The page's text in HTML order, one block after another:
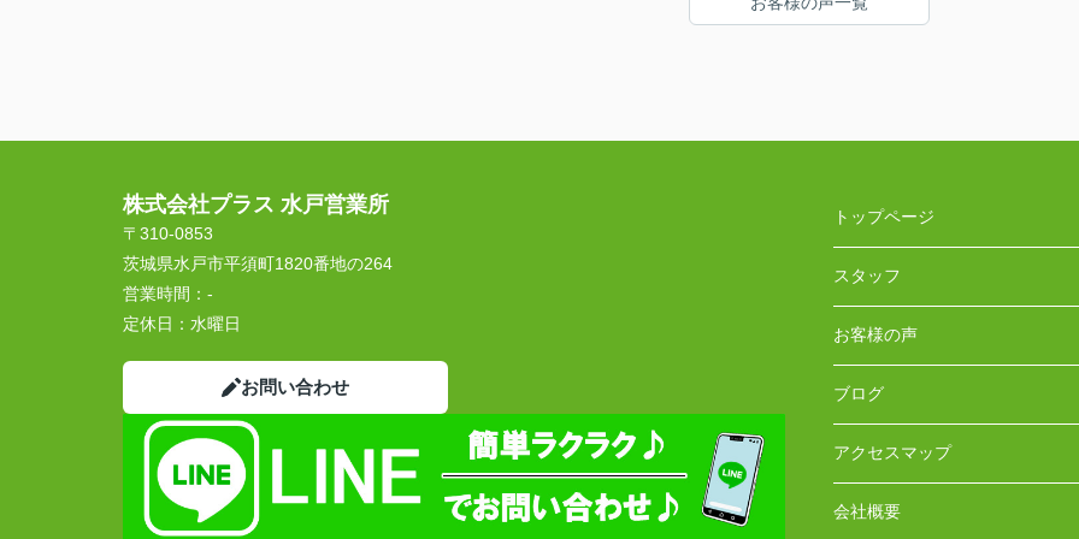
株式会社プラス 水戸営業所
〒310-0853
茨城県水戸市平須町1820番地の264
営業時間： -
定休日： 水曜日
お問い合わせ
トップページ
スタッフ
お客様の声
ブログ
アクセスマップ
会社概要